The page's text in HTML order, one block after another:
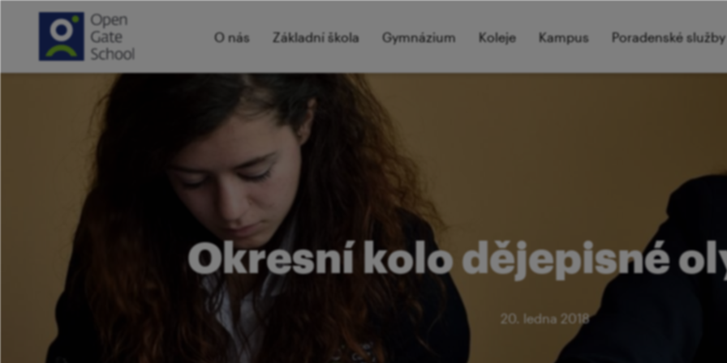
O nás Základní škola Gymnázium Koleje Kampus Poradenské služby
​Okresní kolo dějepisné
20. ledna 2018